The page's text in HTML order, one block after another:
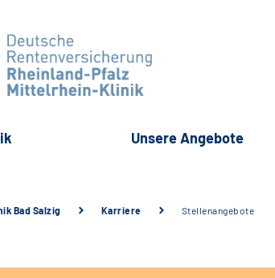
Unsere Angebote
Bad Salzig Karriere Stellenangebote